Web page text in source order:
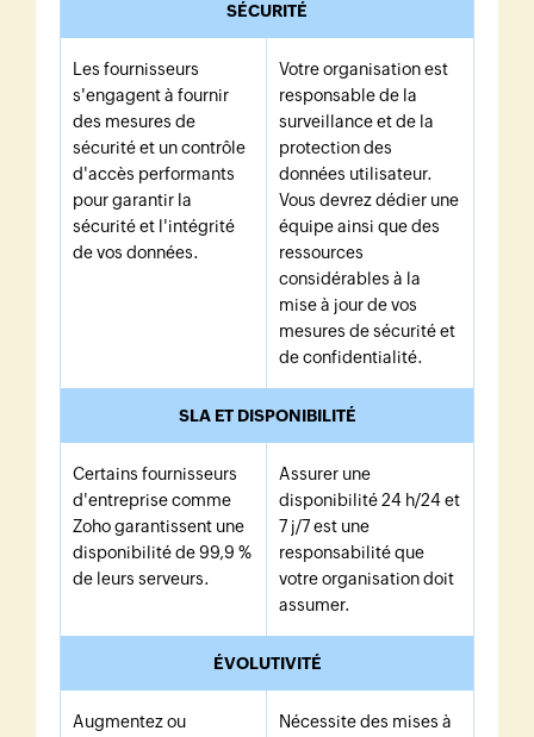
SÉCURITÉ
Les fournisseurs
s'engagent à fournir
des mesures de
sécurité et un contrôle
d'accès performants
pour garantir la
sécurité et l'intégrité
de vos données.
Votre organisation est
responsable de la
surveillance et de la
protection des
données utilisateur.
Vous devrez dédier une
équipe ainsi que des
ressources
considérables à la
mise à jour de vos
mesures de sécurité et
de confidentialité.
SLAET DISPONIBILITÉ
Certains fournisseurs
d'entreprise comme
Zoho garantissent une
disponibilité de 99,9 %
de leurs serveurs.
Assurer une
disponibilité 24 h/24 et
7 j/7 est une
responsabilité que
votre organisation doit
assumer.
ÉVOLUTIVITÉ
Augmentez ou
Nécessite des mises à